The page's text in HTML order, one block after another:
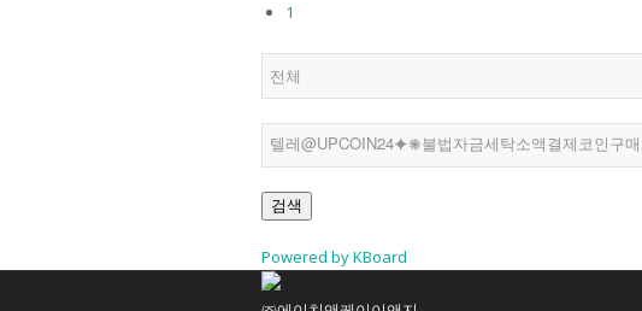
인증현황
1
검색
Powered by KBoard